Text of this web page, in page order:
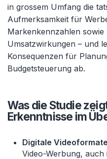
in grossem Umfang die
Aufmerksamkeit für
Markenkennzahlen sowie
Umsatzwirkungen – und
Konsequenzen für
Budgetsteuerung ab.
Was die Studie
Erkenntnisse im
Digitale
Video-Werbung,